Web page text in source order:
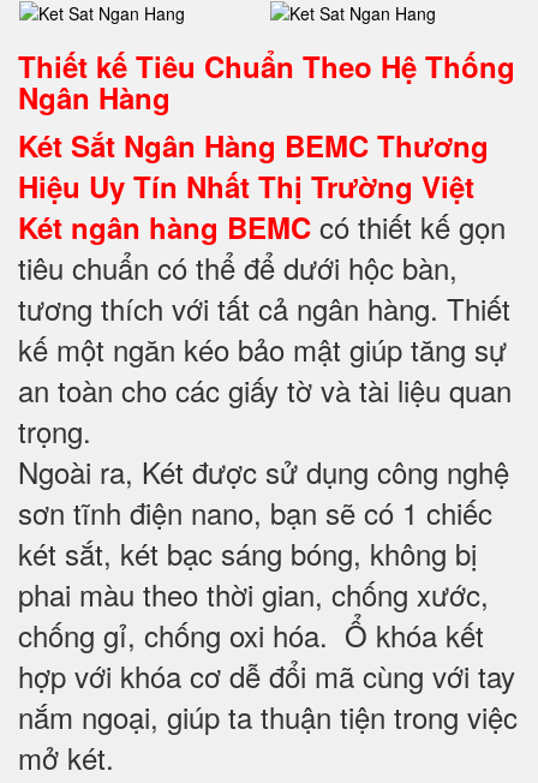
Thiết kế Tiêu Chuẩn Theo Hệ Thống
Ngân Hàng
Két Sắt Ngân Hàng BEMC Thương
Hiệu Uy Tín Nhất Thị Trường Việt
Két ngân hàng BEMC có thiết kế gọn
tiêu chuẩn có thể để dưới hộc bàn,
tương thích với tất cả ngân hàng. Thiết
kế một ngăn kéo bảo mật giúp tăng sự
an toàn cho các giấy tờ và tài liệu quan
trọng.
Ngoài ra, Két được sử dụng công nghệ
sơn tĩnh điện nano, bạn sẽ có 1 chiếc
két sắt, két bạc sáng bóng, không bị
phai màu theo thời gian, chống xước,
chống gỉ, chống oxi hóa. Ổ khóa kết
hợp với khóa cơ dễ đổi mã cùng với tay
nắm ngoại, giúp ta thuận tiện trong việc
mở két.